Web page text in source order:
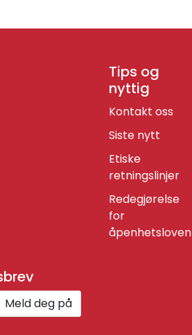
Tips og
nyttig
Kontakt oss
Siste nytt
Etiske
retningslinjer
Redegjørelse
for
åpenhetsloven
Meld deg på